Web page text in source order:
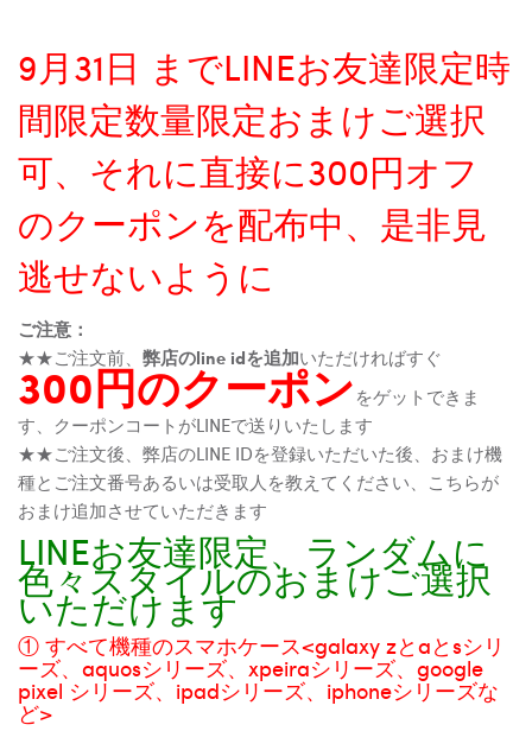
9月31日 までLINEお友達限定時
間限定数量限定おまけご選択
可、それに直接に300円オフ
のクーポンを配布中、是非見
逃せないように
ご注意：
★★ご注文前、 弊店のline idを追加いただければすぐ
300円のクーポンをゲットできま
す、クーポンコートがLINEで送りいたします
★★ご注文後、弊店のLINE IDを登録いただいた後、おまけ機
種とご注文番号あるいは受取人を教えてください、こちらが
おまけ追加させていただきます
LINEお友達限定、ランダムに
色々スタイルのおまけご選択
いただけます
① すべて機種のスマホケース<galaxy zとaとsシリ
ーズ、aquosシリーズ、xpeiraシリーズ、google
pixel シリーズ、ipadシリーズ、iphoneシリーズな
ど>